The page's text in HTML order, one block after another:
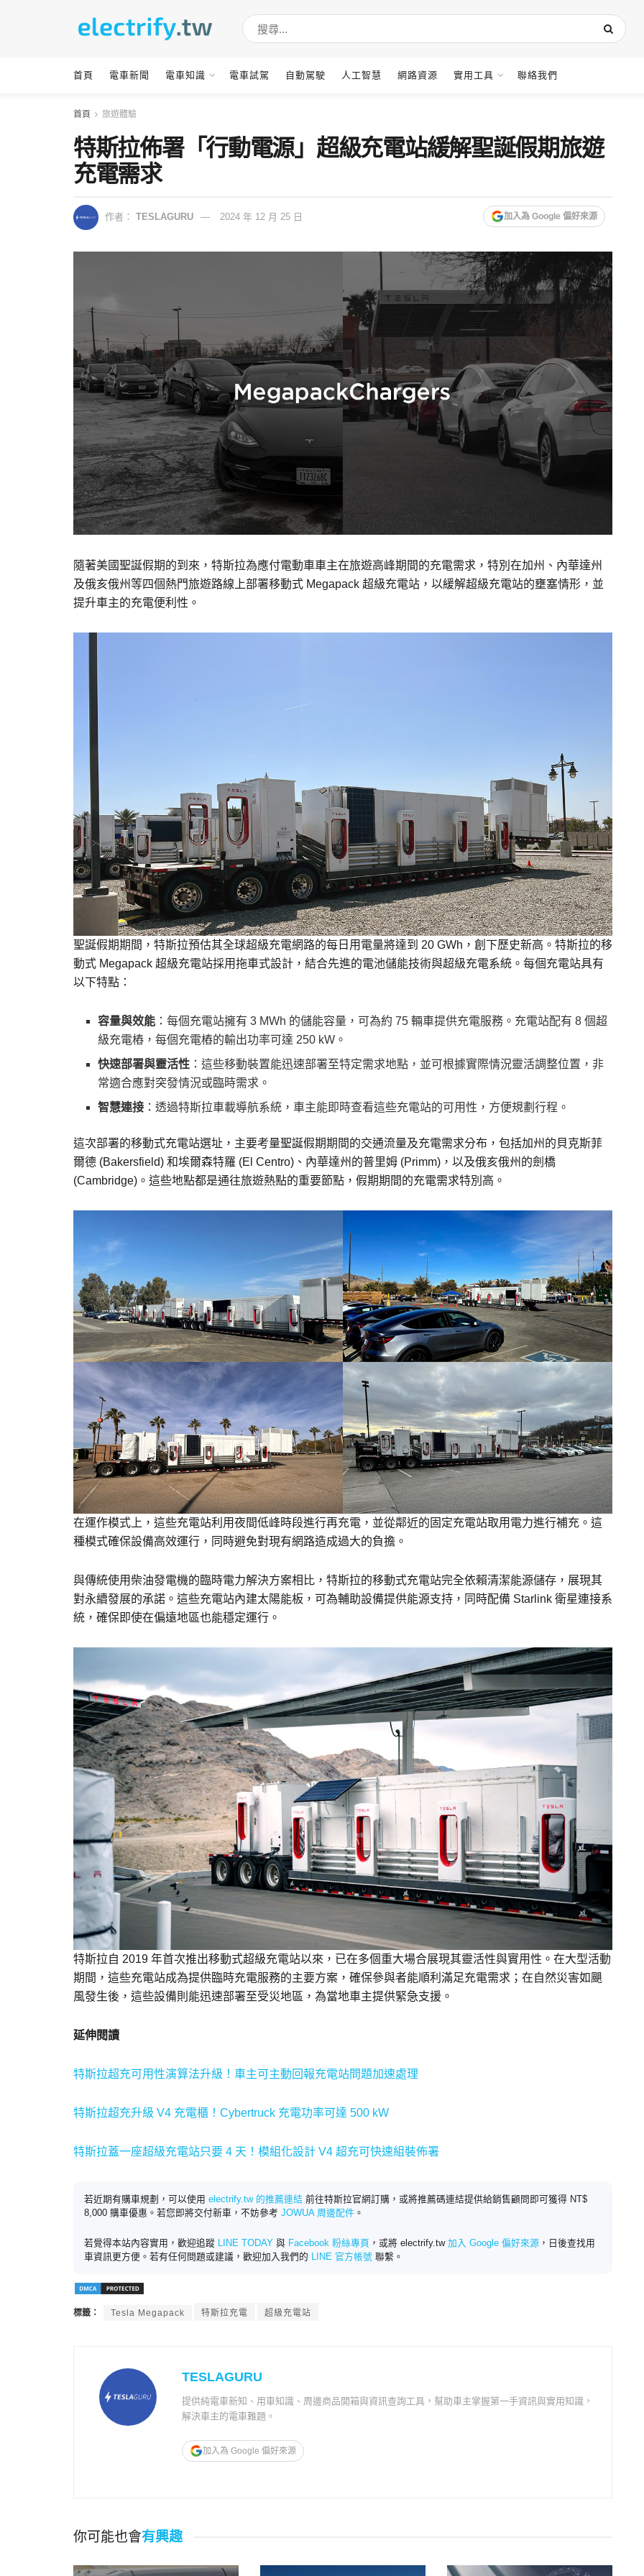
首頁 電車新聞 電車知識 電車試駕 自動駕駛 人工智慧 網路資源 實用工具 聯絡我們
首頁 旅遊體驗
特斯拉佈署「行動電源」超級充電站緩解聖誕假期旅遊
充電需求
作者： TESLAGURU 2024 年 12 月 25 日 加入為 Google 偏好來源
隨著美國聖誕假期的到來，特斯拉為應付電動車車主在旅遊高峰期間的充電需求，特別在加州、內華達州
及俄亥俄州等四個熱門旅遊路線上部署移動式 Megapack 超級充電站，以緩解超級充電站的壅塞情形，並
提升車主的充電便利性。
聖誕假期期間，特斯拉預估其全球超級充電網路的每日用電量將達到 20 GWh，創下歷史新高。特斯拉的移
動式 Megapack 超級充電站採用拖車式設計，結合先進的電池儲能技術與超級充電系統。每個充電站具有
以下特點：
容量與效能 ：每個充電站擁有 3 MWh 的儲能容量，可為約 75 輛車提供充電服務。充電站配有 8 個超
級充電樁，每個充電樁的輸出功率可達 250 kW。
快速部署與靈活性 ：這些移動裝置能迅速部署至特定需求地點，並可根據實際情況靈活調整位置，非
常適合應對突發情況或臨時需求。
智慧連接 ：透過特斯拉車載導航系統，車主能即時查看這些充電站的可用性，方便規劃行程。
這次部署的移動式充電站選址，主要考量聖誕假期期間的交通流量及充電需求分布，包括加州的貝克斯菲
爾德 (Bakersfield) 和埃爾森特羅 (El Centro)、內華達州的普里姆 (Primm)，以及俄亥俄州的劍橋
(Cambridge)。這些地點都是通往旅遊熱點的重要節點，假期期間的充電需求特別高。
在運作模式上，這些充電站利用夜間低峰時段進行再充電，並從鄰近的固定充電站取用電力進行補充。這
種模式確保設備高效運行，同時避免對現有網路造成過大的負擔。
與傳統使用柴油發電機的臨時電力解決方案相比，特斯拉的移動式充電站完全依賴清潔能源儲存，展現其
對永續發展的承諾。這些充電站內建太陽能板，可為輔助設備提供能源支持，同時配備 Starlink 衛星連接系
統，確保即使在偏遠地區也能穩定運行。
特斯拉自 2019 年首次推出移動式超級充電站以來，已在多個重大場合展現其靈活性與實用性。在大型活動
期間，這些充電站成為提供臨時充電服務的主要方案，確保參與者能順利滿足充電需求；在自然災害如颶
風發生後，這些設備則能迅速部署至受災地區，為當地車主提供緊急支援。
延伸閱讀
特斯拉超充可用性演算法升級！車主可主動回報充電站問題加速處理
特斯拉超充升級 V4 充電櫃！Cybertruck 充電功率可達 500 kW
特斯拉蓋一座超級充電站只要 4 天！模組化設計 V4 超充可快速組裝佈署
若近期有購車規劃，可以使用 electrify.tw 的推薦連結 前往特斯拉官網訂購，或將推薦碼連結提供給銷售顧問即可獲得 NT$
8,000 購車優惠。若您即將交付新車，不妨參考 JOWUA 周邊配件 。
若覺得本站內容實用，歡迎追蹤 LINE TODAY 與 Facebook 粉絲專頁 ，或將 electrify.tw 加入 Google 偏好來源 ，日後查找用
車資訊更方便。若有任何問題或建議，歡迎加入我們的
LINE 官方帳號 聯繫。
標籤： Tesla Megapack 特斯拉充電 超級充電站
TESLAGURU
提供純電車新知、用車知識、周邊商品開箱與資訊查詢工具，幫助車主掌握第一手資訊與實用知識，
解決車主的電車難題。
加入為 Google 偏好來源
你可能也會有興趣